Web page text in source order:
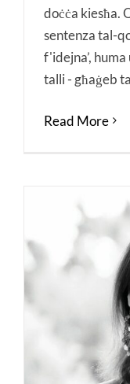
doċċa kiesħa.
sentenza tal-
f'idejna’,
talli - għaġeb
Read More